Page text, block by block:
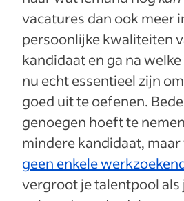
vacatures dan ook meer
persoonlijke kwaliteiten
kandidaat en ga na
nu echt essentieel zijn
goed uit te oefenen.
genoegen hoeft te
mindere kandidaat,
geen enkele
vergroot je talentpool als